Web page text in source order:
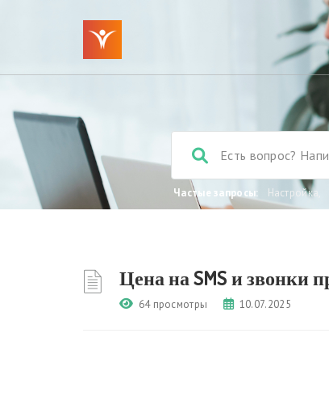
Частые запросы: Настройка
Цена на SMS и звонки
64 просмотры 10.07.2025